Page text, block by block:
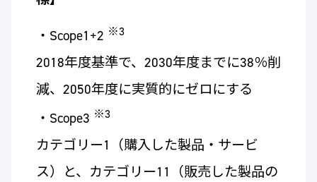
・Scope1+2 ※3
2018年度基準で、2030年度までに38％削
減、2050年度に実質的にゼロにする
・Scope3 ※3
カテゴリー1（購入した製品・サービ
ス）と、カテゴリー11（販売した製品の